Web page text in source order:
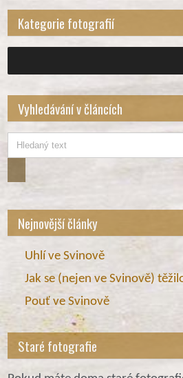
Kategorie fotografií
Vyhledávání v článcích
Nejnovější články
Uhlí ve Svinově
Jak se (nejen ve Svinově)
Pouť ve Svinově
Staré fotografie